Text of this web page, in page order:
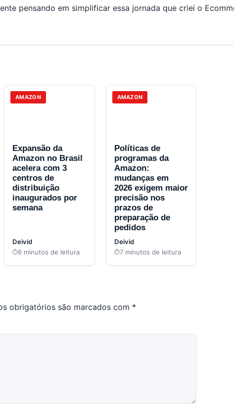
pensando em simplificar essa jornada que criei o
AMAZON
Expansão da
Amazon no Brasil
acelera com 3
centros de
distribuição
inaugurados por
semana
Deivid
6 minutos de leitura
AMAZON
Políticas de
programas da
Amazon:
mudanças em
2026 exigem maior
precisão nos
prazos de
preparação de
pedidos
Deivid
7 minutos de leitura
obrigatórios são marcados com *